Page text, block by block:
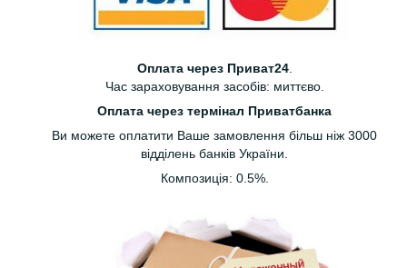
Оплата через Приват24.
Час зараховування засобів: миттєво.
Оплата через термінал Приватбанка
Ви можете оплатити Ваше замовлення більш ніж 3000
відділень банків України.
Композиція: 0.5%.